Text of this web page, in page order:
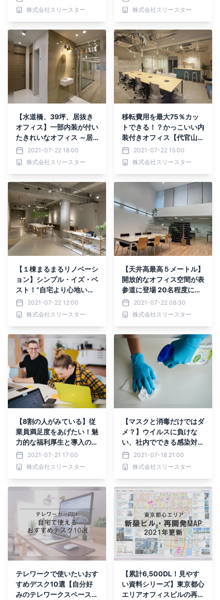
株式会社スリースター
株式会社スリースター
【水道橋、39坪、居抜き
オフィス】一部内装が付い
たきれいなオフィス ～居
抜きオフィスの「vivit」
～
2021-07-22 18:00
株式会社スリースター
移転費用を最大75％カッ
トできる！？かっこいい内
装付きオフィス【代官山、
22坪、居抜きオフィス】
2021-07-22 15:00
株式会社スリースター
【１棟まるまるリノベーシ
ョン】シンプル・イズ・ベ
スト！”自宅より心地い
い”を目指したオフィスの
ご紹介
2021-07-22 12:00
株式会社スリースター
【天井高最高５メートル】
開放的なオフィス空間が表
参道に登場 20名程度に最
適な居抜きオフィスはこち
ら
2021-07-22 08:30
株式会社スリースター
【8割の人がみている】従
業員満足度をあげたい！魅
力的な福利厚生と導入のメ
リットとは？
2021-07-21 17:00
株式会社スリースター
【マスクと消毒だけではダ
メ？】ウイルスに負けな
い、社内でできる感染対策
とは？簡単にはじめられる
除菌方法をご紹介
2021-07-18 21:00
株式会社スリースター
テレワークで使いたいおす
すめデスク10選【自分好
みのテレワークスペースを
【累計6,500DL！見やす
い資料シリーズ】東京都心
エリアオフィスビルの再開